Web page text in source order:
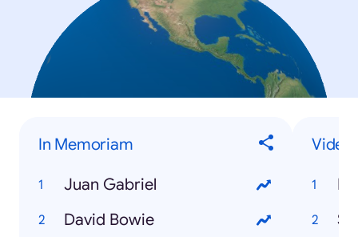
In Memoriam
Juan Gabriel
David Bowie